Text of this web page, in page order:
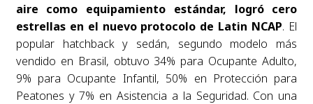
aire como equipamiento estándar, logró cero
estrellas en el nuevo protocolo de Latin NCAP. El
popular hatchback y sedán, segundo modelo más
vendido en Brasil, obtuvo 34% para Ocupante Adulto,
9% para Ocupante Infantil, 50% en Protección para
Peatones y 7% en Asistencia a la Seguridad. Con una